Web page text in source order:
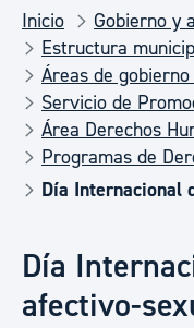
Inicio
Gobierno y
Estructura
Áreas de
Servicio de
Área Derechos
Programas de
Día Internacional
Día
afectivo-